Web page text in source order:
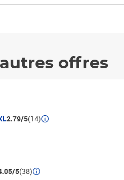
offres
2.79/5(14)
5(38)